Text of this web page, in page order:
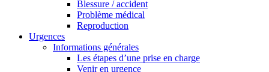
Blessure / accident
Problème médical
Reproduction
Urgences
Informations générales
Les étapes d’une prise en charge
Venir en urgence